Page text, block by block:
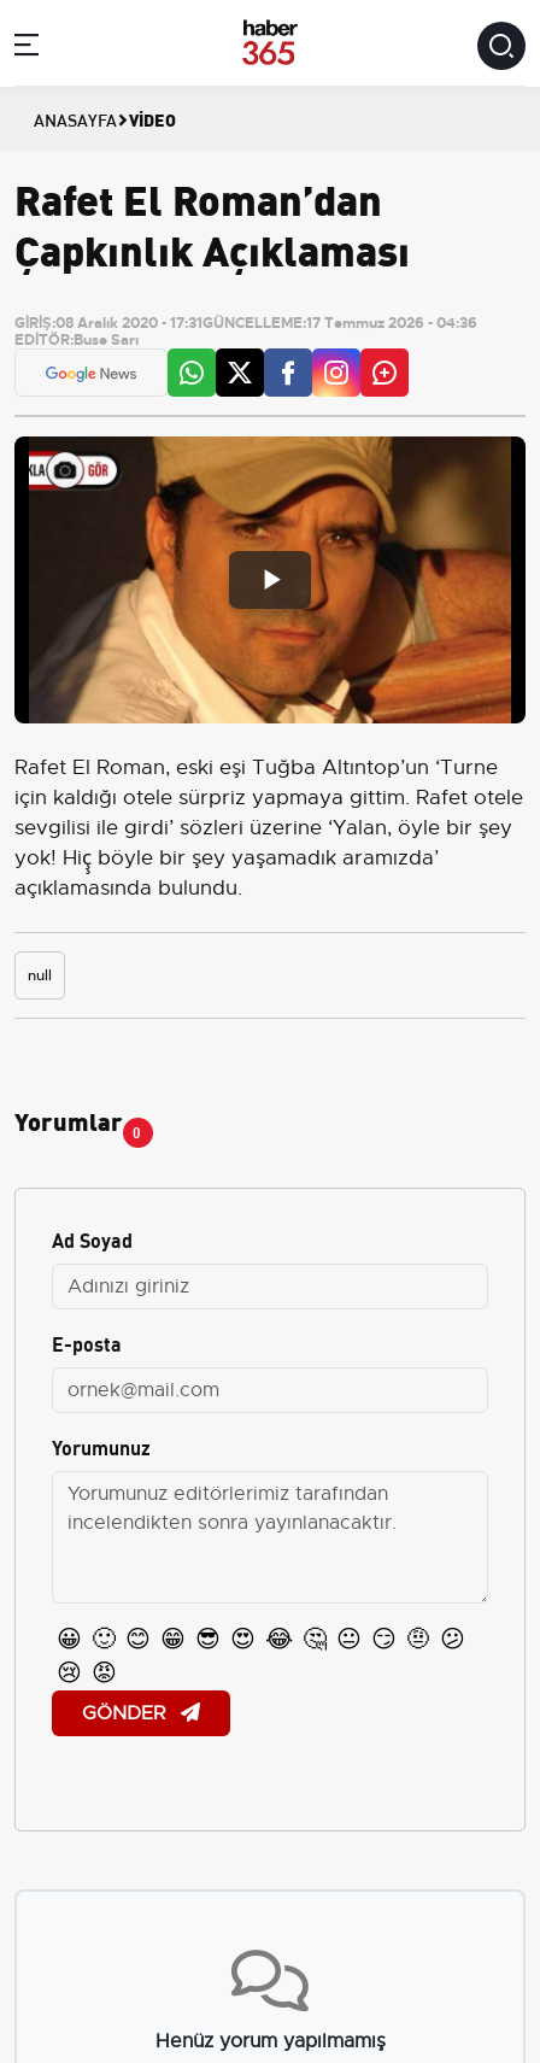
ANASAYFA VIDEO
Rafet El Roman’dan
Çapkınlık Açıklaması
GİRİŞ:08 Aralık 2020 - 17:31GÜNCELLEME:17 Temmuz 2026 - 04:36
EDİTÖR:Buse Sarı
Play
Video
Rafet El Roman, eski eşi Tuğba Altıntop’un ‘Turne
için kaldığı otele sürpriz yapmaya gittim. Rafet otele
sevgilisi ile girdi’ sözleri üzerine ‘Yalan, öyle bir şey
yok! Hiç̧ böyle bir şey yaşamadık aramızda’
açıklamasında bulundu.
null
Yorumlar 0
Ad Soyad
E-posta
Yorumunuz
😀 🙂 😊 😁 😎 😍 😂 🤔 😐 😏 🤨 😕
😢 😡
GÖNDER
Henüz yorum yapılmamış